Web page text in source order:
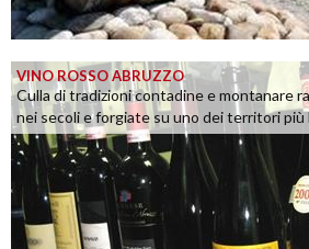
VINO ROSSO ABRUZZO
Culla di tradizioni contadine e montanare
nei secoli e forgiate su uno dei territori più